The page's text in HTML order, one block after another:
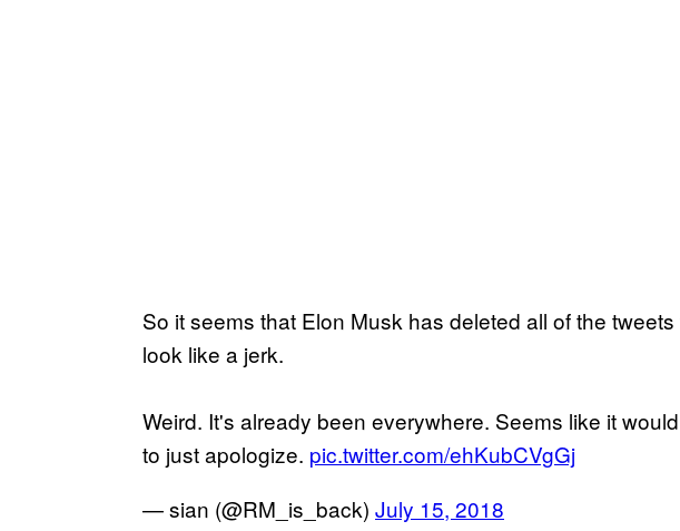
So it seems that Elon Musk has deleted all of the
look like a jerk.
Weird. It's already been everywhere. Seems like it
to just apologize. pic.twitter.com/ehKubCVgGj
— sian (@RM_is_back) July 15, 2018